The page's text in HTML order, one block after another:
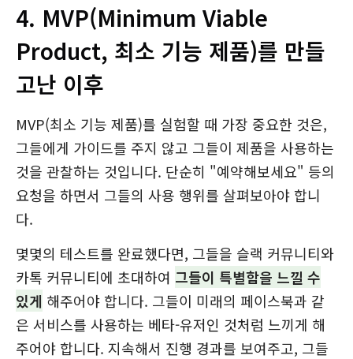
4. MVP(Minimum Viable
Product, 최소 기능 제품)를 만들
고난 이후
MVP(최소 기능 제품)를 실험할 때 가장 중요한 것은,
그들에게 가이드를 주지 않고 그들이 제품을 사용하는
것을 관찰하는 것입니다. 단순히 "예약해보세요" 등의
요청을 하면서 그들의 사용 행위를 살펴보아야 합니
다.
몇몇의 테스트를 완료했다면, 그들을 슬랙 커뮤니티와
카톡 커뮤니티에 초대하여 그들이 특별함을 느낄 수
있게 해주어야 합니다. 그들이 미래의 페이스북과 같
은 서비스를 사용하는 베타-유저인 것처럼 느끼게 해
주어야 합니다. 지속해서 진행 경과를 보여주고, 그들